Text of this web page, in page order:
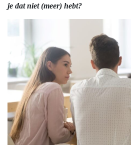
je dat niet (meer) hebt?